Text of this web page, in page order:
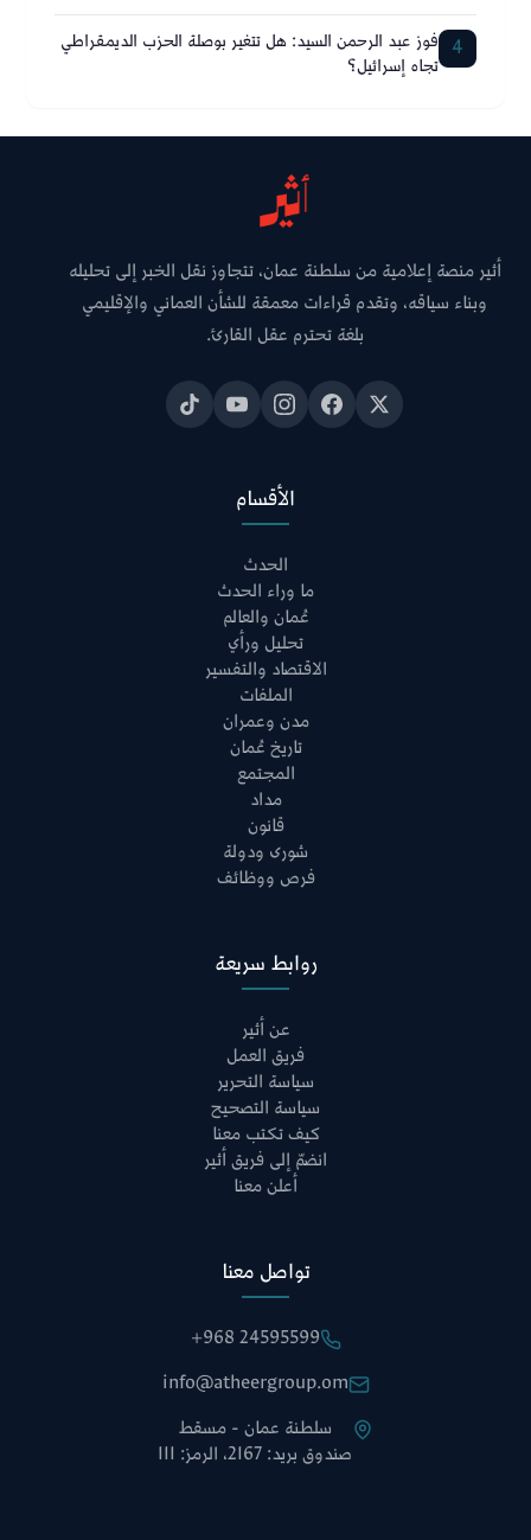
4 فوز عبد الرحمن السيد: هل تتغير بوصلة الحزب الديمقراطي
تجاه إسرائيل؟
أثير منصة إعلامية من سلطنة عمان، تتجاوز نقل الخبر إلى تحليله
وبناء سياقه، وتقدم قراءات معمقة للشأن العماني والإقليمي
بلغة تحترم عقل القارئ.
الأقسام
الحدث
ما وراء الحدث
عُمان والعالم
تحليل ورأي
الاقتصاد والتفسير
الملفات
مدن وعمران
تاريخ عُمان
المجتمع
مداد
قانون
شورى ودولة
فرص ووظائف
روابط سريعة
عن أثير
فريق العمل
سياسة التحرير
سياسة التصحيح
كيف تكتب معنا
انضمّ إلى فريق أثير
أعلن معنا
تواصل معنا
+968 24595599
info@atheergroup.om
سلطنة عمان - مسقط
صندوق بريد: 2167، الرمز: 111